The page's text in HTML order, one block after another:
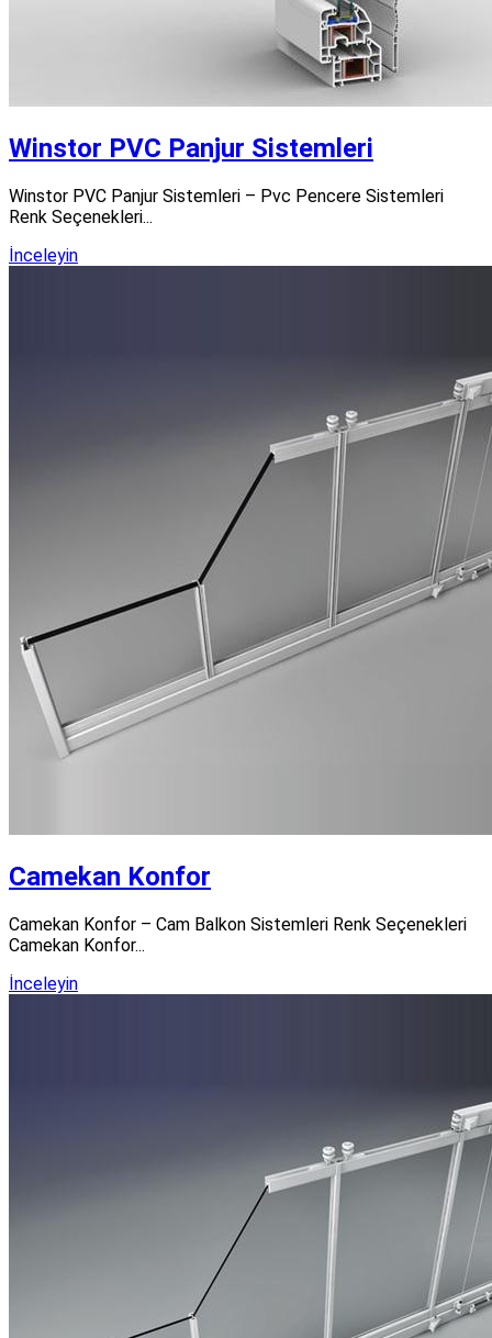
Winstor PVC Panjur Sistemleri
Winstor PVC Panjur Sistemleri – Pvc Pencere Sistemleri
Renk Seçenekleri...
İnceleyin
Camekan Konfor
Camekan Konfor – Cam Balkon Sistemleri Renk Seçenekleri
Camekan Konfor...
İnceleyin